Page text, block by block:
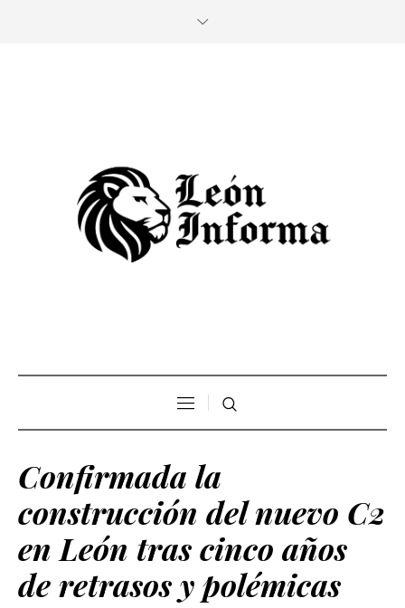
Confirmada la
construcción del nuevo C2
en León tras cinco años
de retrasos y polémicas